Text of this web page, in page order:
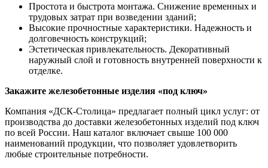
Простота и быстрота монтажа. Снижение временных и
трудовых затрат при возведении зданий;
Высокие прочностные характеристики. Надежность и
долговечность конструкций;
Эстетическая привлекательность. Декоративный
наружный слой и готовность внутренней поверхности к
отделке.
Закажите железобетонные изделия «под ключ»
Компания «ДСК-Столица» предлагает полный цикл услуг: от
производства до доставки железобетонных изделий под ключ
по всей России. Наш каталог включает свыше 100 000
наименований продукции, что позволяет удовлетворить
любые строительные потребности.